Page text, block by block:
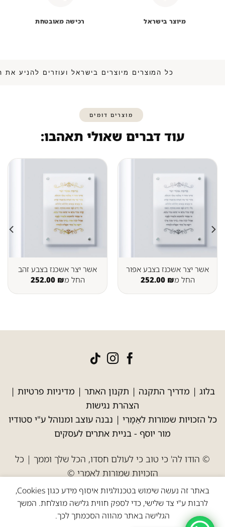
מיוצר בישראל רכישה מאובטחת
כל המוצרים מיוצרים בישראל ועוזרים
מוצרים דומים
עוד דברים שאולי תאהבו:
אשר יצר אשכנז בצבע אפור
החל מ
252.00 ₪
אשר יצר אשכנז בצבע זהב
החל מ
252.00 ₪
בלוג | מדריך התקנה | תקנון האתר | מדיניות פרטיות |
הצהרת נגישות
כל הזכויות שמורות לאַמָּרִי | נבנה עוצב ומנוהל ע"י סטודיו
מור יוסף - בניית אתרים לעסקים
© הודו לה' כי טוב כי לעולם חסדו, הכל שלך וממך | כל
הזכויות שמורות לאמרי ©
באתר זה נעשה שימוש בטכנולגיות איסוף מידע כגון Cookies,
לרבות ע"י צד שלישי, כדי לספק חווית גלישה מוצלחת. המשך
הגלישה באתר מהווה הסכמתך לכך.